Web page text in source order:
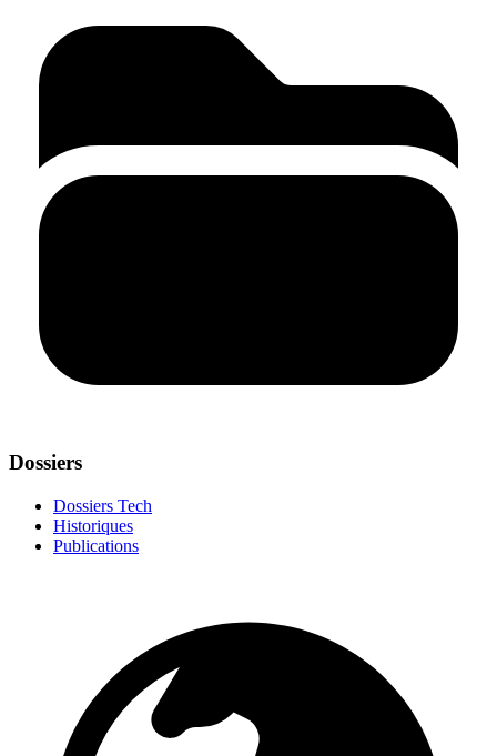
Dossiers
Dossiers Tech
Historiques
Publications